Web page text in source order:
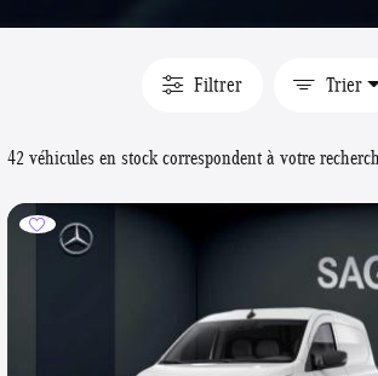
Filtrer Trier
42 véhicules en stock correspondent à votre